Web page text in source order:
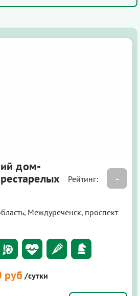
дом-
Рейтинг: -
Междуреченск, проспект
руб /сутки